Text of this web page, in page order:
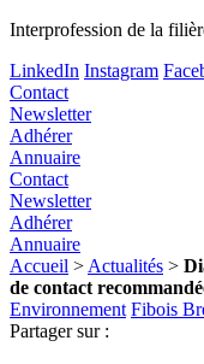
Interprofession de la
LinkedIn Instagram
Contact
Newsletter
Adhérer
Annuaire
Contact
Newsletter
Adhérer
Annuaire
Accueil > Actualités >
de contact
Environnement Fibois
Partager sur :